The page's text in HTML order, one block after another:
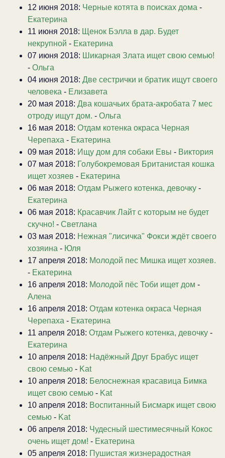
12 июня 2018: Черные котята в поисках дома -
Екатерина
11 июня 2018: Щенок Бэлла в дар. Будет
некрупной - Екатерина
07 июня 2018: Шикарная Злата ищет свою семью!
- Ольга
04 июня 2018: Две сестрички и братик ищут своего
человека - Елизавета
20 мая 2018: Два кошачьих брата-акробата 7 мес
отроду ищут дом. - Ольга
16 мая 2018: Отдам котенка окраса Черная
Черепаха - Екатерина
09 мая 2018: Ищу дом для собаки Евы - Виктория
07 мая 2018: Голубокремовая Британистая кошка
ищет хозяев - Екатерина
06 мая 2018: Отдам Рыжего котенка, девочку -
Екатерина
06 мая 2018: Красавчик Лайт с которым не будет
скучно! - Светлана
03 мая 2018: Нежная "лисичка" Фокси ждёт своего
хозяина - Юля
17 апреля 2018: Молодой пес Мишка ищет хозяев.
- Екатерина
16 апреля 2018: Молодой пёс Тоби ищет дом -
Алена
16 апреля 2018: Отдам котенка окраса Черная
Черепаха - Екатерина
11 апреля 2018: Отдам Рыжего котенка, девочку -
Екатерина
10 апреля 2018: Надёжный Друг Брабус ищет
свою семью - Kat
10 апреля 2018: Белоснежная красавица Бимка
ищет свою семью - Kat
10 апреля 2018: Воспитанный Бисмарк ищет свою
семью - Kat
06 апреля 2018: Чудесный шестимесячный Кокос
очень ищет дом! - Екатерина
05 апреля 2018: Пушистая жизнерадостная